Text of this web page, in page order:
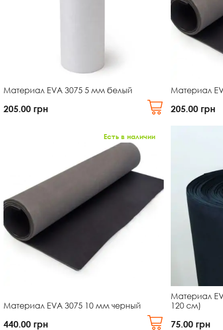
Материал EVA 3075 5 мм белый
205.00 грн
Материал
205.00 грн
Есть в наличии
Материал EVA 3075 10 мм черный
440.00 грн
Материал
120 см)
75.00 грн